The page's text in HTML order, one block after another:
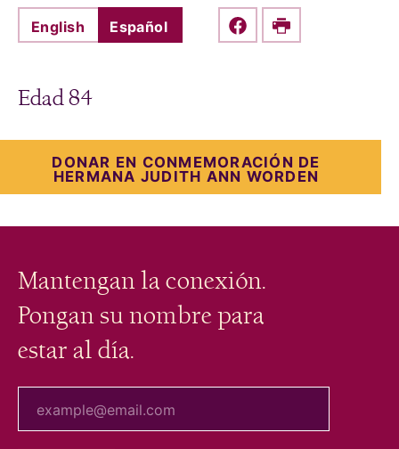
English Español Share this on Facebook
Print
Edad 84
DONAR EN CONMEMORACIÓN DE
HERMANA JUDITH ANN WORDEN
Mantengan la conexión.
Pongan su nombre para
estar al día.